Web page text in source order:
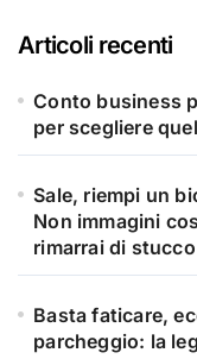
Articoli recenti
Conto business
per scegliere
Sale, riempi un
Non immagini
rimarrai di stucco
Basta faticare,
parcheggio: la